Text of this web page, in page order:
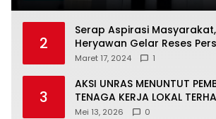
2
Serap Aspirasi
Heryawan Gelar Reses
Maret 17, 2024 1
3
AKSI UNRAS MENUNTUT
TENAGA KERJA LOKAL
NUGRAHA LESTARI
Mei 13, 2026 0